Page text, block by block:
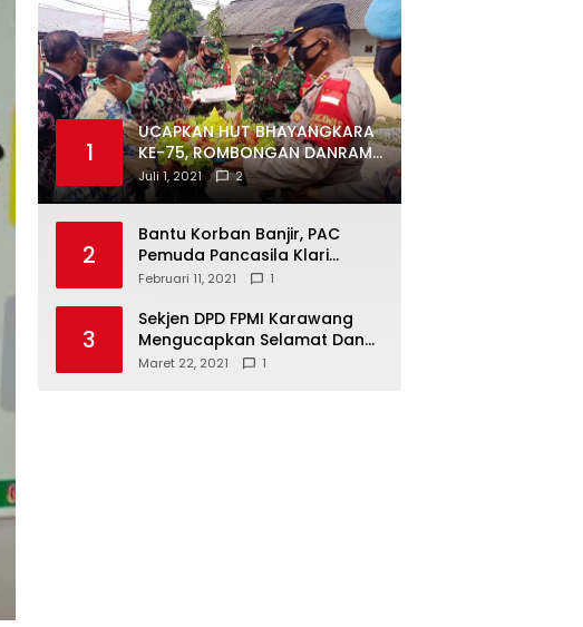
1
UCAPKAN HUT BHAYANGKARA
KE-75, ROMBONGAN DANRAMIL
DAN CAMAT DATANGI
MAPOLSEK MUARAGEMBONG
Juli 1, 2021 2
2
Bantu Korban Banjir, PAC
Pemuda Pancasila Klari
Galang Donasi
Februari 11, 2021 1
3
Sekjen DPD FPMI Karawang
Mengucapkan Selamat Dan
Sukses Atas Kemenangan
Maret 22, 2021 1